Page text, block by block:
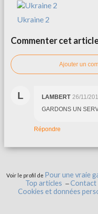
Ukraine 2
Commenter cet
Ajouter un
L LAMBERT 26/11/
GARDONS UN
Répondre
Voir le profil de Pour une vraie
Top articles Contact
Cookies et données